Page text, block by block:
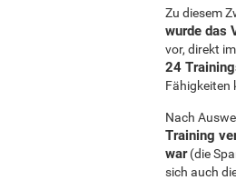
Zu diesem
wurde das
vor, direkt
24
Fähigkeiten
Nach
Training
war(die
sich auch